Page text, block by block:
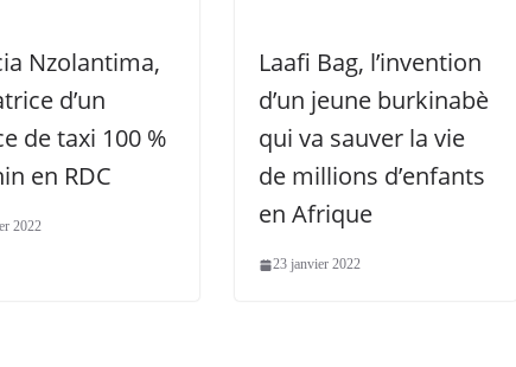
Nzolantima,
d’un
de taxi 100 %
en RDC
2022
Laafi Bag, l’invention
d’un jeune burkinabè
qui va sauver la vie
de millions d’enfants
en Afrique
23 janvier 2022